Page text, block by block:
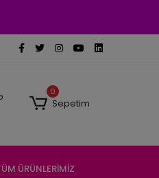
0
Sepetim
ÜRÜNLERİMİZ